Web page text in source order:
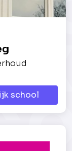
school